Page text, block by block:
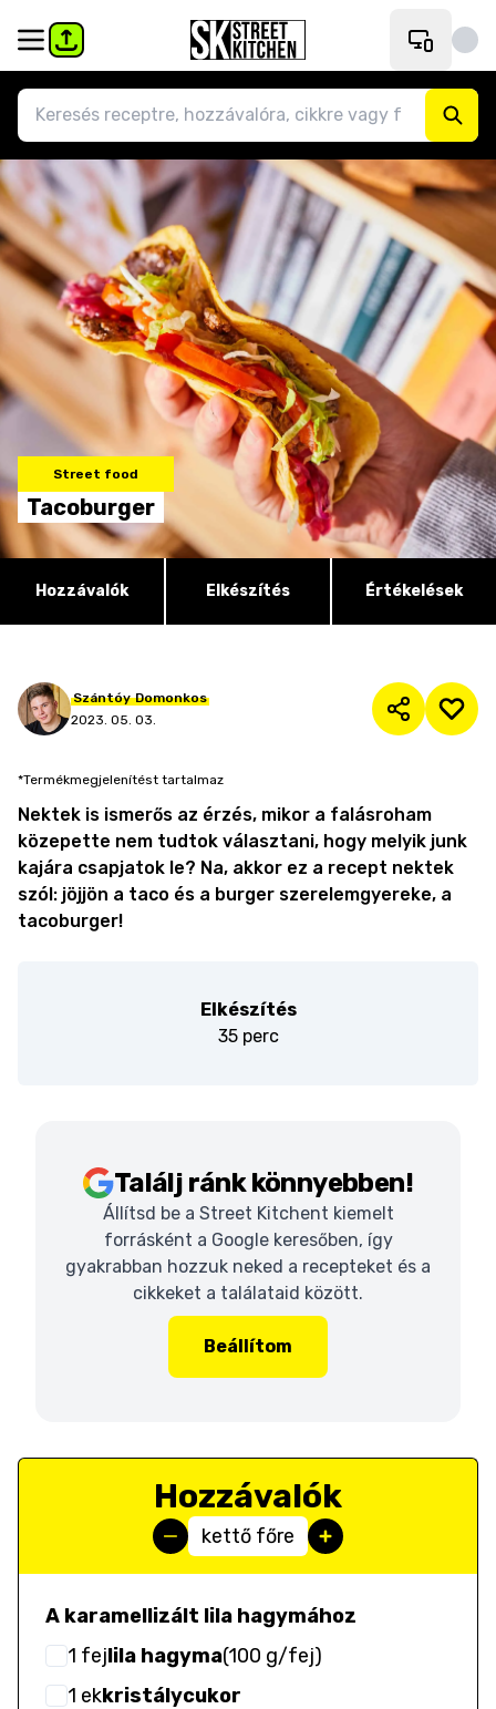
Street food
Tacoburger
Hozzávalók Elkészítés Értékelések
Szántóy Domonkos
2023. 05. 03.
*Termékmegjelenítést tartalmaz
Nektek is ismerős az érzés, mikor a falásroham
közepette nem tudtok választani, hogy melyik junk
kajára csapjatok le? Na, akkor ez a recept nektek
szól: jöjjön a taco és a burger szerelemgyereke, a
tacoburger!
Elkészítés
35 perc
Találj ránk könnyebben!
Állítsd be a Street Kitchent kiemelt
forrásként a Google keresőben, így
gyakrabban hozzuk neked a recepteket és a
cikkeket a találataid között.
Beállítom
Hozzávalók
kettő főre
A karamellizált lila hagymához
1 fejlila hagyma(100 g/fej)
1 ekkristálycukor